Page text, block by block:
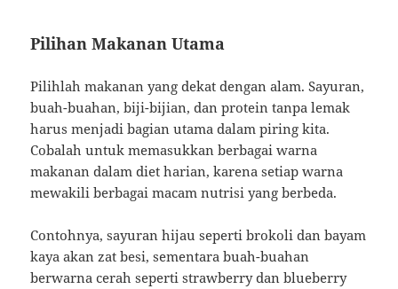
Pilihan Makanan Utama
Pilihlah makanan yang dekat dengan alam. Sayuran,
buah-buahan, biji-bijian, dan protein tanpa lemak
harus menjadi bagian utama dalam piring kita.
Cobalah untuk memasukkan berbagai warna
makanan dalam diet harian, karena setiap warna
mewakili berbagai macam nutrisi yang berbeda.
Contohnya, sayuran hijau seperti brokoli dan bayam
kaya akan zat besi, sementara buah-buahan
berwarna cerah seperti strawberry dan blueberry